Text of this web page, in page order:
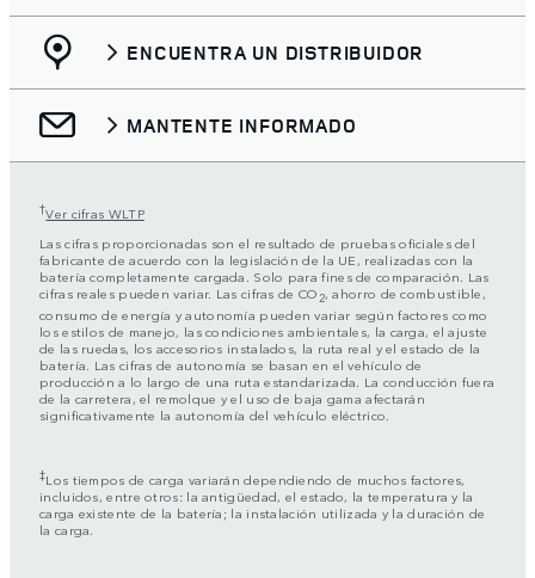
ENCUENTRA UN DISTRIBUIDOR
MANTENTE INFORMADO
†Ver cifras WLTP
Las cifras proporcionadas son el resultado de pruebas oficiales del
fabricante de acuerdo con la legislación de la UE, realizadas con la
batería completamente cargada. Solo para fines de comparación. Las
cifras reales pueden variar. Las cifras de CO 2, ahorro de combustible,
consumo de energía y autonomía pueden variar según factores como
los estilos de manejo, las condiciones ambientales, la carga, el ajuste
de las ruedas, los accesorios instalados, la ruta real y el estado de la
batería. Las cifras de autonomía se basan en el vehículo de
producción a lo largo de una ruta estandarizada. La conducción fuera
de la carretera, el remolque y el uso de baja gama afectarán
significativamente la autonomía del vehículo eléctrico.
‡Los tiempos de carga variarán dependiendo de muchos factores,
incluidos, entre otros: la antigüedad, el estado, la temperatura y la
carga existente de la batería; la instalación utilizada y la duración de
la carga.